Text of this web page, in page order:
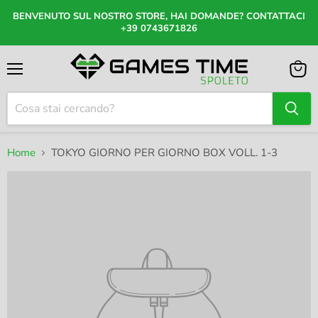
BENVENUTO SUL NOSTRO STORE, HAI DOMANDE? CONTATTACI
+39 0743671826
il
Home TOKYO GIORNO PER GIORNO BOX VOLL. 1-3